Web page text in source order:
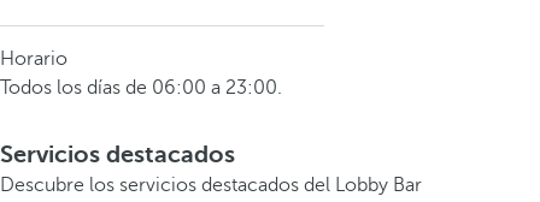
Horario
Todos los días de 06:00 a 23:00.
Servicios destacados
Descubre los servicios destacados del Lobby Bar